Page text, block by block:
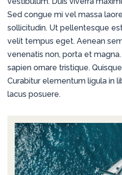
Sed congue mi vel massa
sollicitudin. Ut pellentesque
velit tempus eget. Aenean
venenatis non, porta et
sapien ornare tristique.
Curabitur elementum ligula in
lacus posuere.